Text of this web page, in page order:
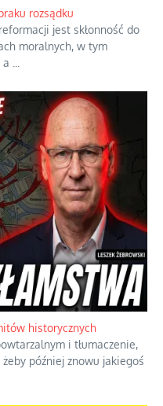
rozsądku
jest skłonność do
moralnych, w tym
a
historycznych
i tłumaczenie,
później znowu jakiegoś